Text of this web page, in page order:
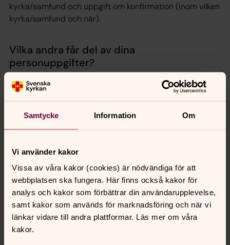
Samtycke Information Om
Vi använder kakor
Vissa av våra kakor (cookies) är nödvändiga för att
webbplatsen ska fungera. Här finns också kakor för
analys och kakor som förbättrar din användarupplevelse,
samt kakor som används för marknadsföring och när vi
länkar vidare till andra plattformar. Läs mer om våra
kakor.
kyrka/samfund och uppgift om konfirmation (inom vilken
kyrka/samfund och när).
Vilka andra får del av dina
personuppgifter?
Vid både in- och utträde överförs namn, personnummer
och uppgifter om (befintligt eller avslutat) medlemskap i
Svenska kyrkan till Skatteverket. Som framgår här
ovanför överförs uppgifter även till Skatteverket årligen
för att kyrkoavgift ska kunna tas ut.
leverantörer av IT-system och andra tjänster. Beroende
på typ av tjänst kan sådana leverantörer komma att få
tillgång till eller hantera dina personuppgifter. Alltid när vi
delar dina personuppgifter med en leverantör eller
annan som behandlar uppgifterna för vår räkning ingår
vi avtal som ställer krav på att hanteringen följer
tillämpliga lagar och våra instruktioner.